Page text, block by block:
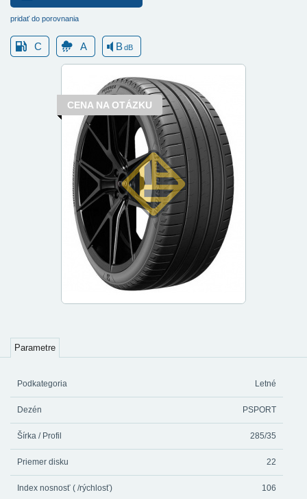
pridať do porovnania
C A BdB
CENA NA OTÁZKU
Parametre
Podkategoria Letné
Dezén PSPORT
Šírka / Profil 285/35
Priemer disku 22
Index nosnosť ( /rýchlosť) 106